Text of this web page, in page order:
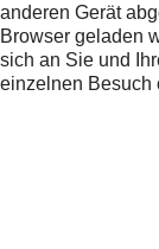
anderen Gerät
Browser geladen
sich an Sie und
einzelnen Besuch